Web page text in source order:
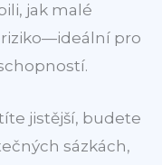
jak malé
riziko—ideální pro
jistější, budete
sázkách,